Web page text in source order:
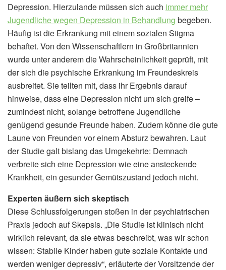
Depression. Hierzulande müssen sich auch immer mehr
Jugendliche wegen Depression in Behandlung begeben.
Häufig ist die Erkrankung mit einem sozialen Stigma
behaftet. Von den Wissenschaftlern in Großbritannien
wurde unter anderem die Wahrscheinlichkeit geprüft, mit
der sich die psychische Erkrankung im Freundeskreis
ausbreitet. Sie teilten mit, dass ihr Ergebnis darauf
hinweise, dass eine Depression nicht um sich greife –
zumindest nicht, solange betroffene Jugendliche
genügend gesunde Freunde haben. Zudem könne die gute
Laune von Freunden vor einem Absturz bewahren. Laut
der Studie galt bislang das Umgekehrte: Demnach
verbreite sich eine Depression wie eine ansteckende
Krankheit, ein gesunder Gemütszustand jedoch nicht.
Experten äußern sich skeptisch
Diese Schlussfolgerungen stoßen in der psychiatrischen
Praxis jedoch auf Skepsis. „Die Studie ist klinisch nicht
wirklich relevant, da sie etwas beschreibt, was wir schon
wissen: Stabile Kinder haben gute soziale Kontakte und
werden weniger depressiv“, erläuterte der Vorsitzende der